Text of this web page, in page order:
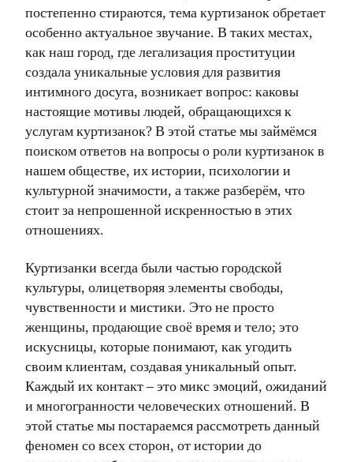
постепенно стираются, тема куртизанок обретает
особенно актуальное звучание. В таких местах,
как наш город, где легализация проституции
создала уникальные условия для развития
интимного досуга, возникает вопрос: каковы
настоящие мотивы людей, обращающихся к
услугам куртизанок? В этой статье мы займёмся
поиском ответов на вопросы о роли куртизанок в
нашем обществе, их истории, психологии и
культурной значимости, а также разберём, что
стоит за непрошенной искренностью в этих
отношениях.
Куртизанки всегда были частью городской
культуры, олицетворяя элементы свободы,
чувственности и мистики. Это не просто
женщины, продающие своё время и тело; это
искусницы, которые понимают, как угодить
своим клиентам, создавая уникальный опыт.
Каждый их контакт – это микс эмоций, ожиданий
и многогранности человеческих отношений. В
этой статье мы постараемся рассмотреть данный
феномен со всех сторон, от истории до